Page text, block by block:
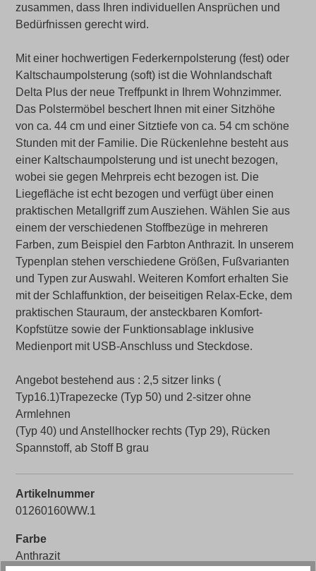
zusammen, dass Ihren individuellen Ansprüchen und
Bedürfnissen gerecht wird.
Mit einer hochwertigen Federkernpolsterung (fest) oder
Kaltschaumpolsterung (soft) ist die Wohnlandschaft
Delta Plus der neue Treffpunkt in Ihrem Wohnzimmer.
Das Polstermöbel beschert Ihnen mit einer Sitzhöhe
von ca. 44 cm und einer Sitztiefe von ca. 54 cm schöne
Stunden mit der Familie. Die Rückenlehne besteht aus
einer Kaltschaumpolsterung und ist unecht bezogen,
wobei sie gegen Mehrpreis echt bezogen ist. Die
Liegefläche ist echt bezogen und verfügt über einen
praktischen Metallgriff zum Ausziehen. Wählen Sie aus
einem der verschiedenen Stoffbezüge in mehreren
Farben, zum Beispiel den Farbton Anthrazit. In unserem
Typenplan stehen verschiedene Größen, Fußvarianten
und Typen zur Auswahl. Weiteren Komfort erhalten Sie
mit der Schlaffunktion, der beiseitigen Relax-Ecke, dem
praktischen Stauraum, der ansteckbaren Komfort-
Kopfstütze sowie der Funktionsablage inklusive
Medienport mit USB-Anschluss und Steckdose.
Angebot bestehend aus : 2,5 sitzer links (
Typ16.1)Trapezecke (Typ 50) und 2-sitzer ohne
Armlehnen
(Typ 40) und Anstellhocker rechts (Typ 29), Rücken
Spannstoff, ab Stoff B grau
Artikelnummer
01260160WW.1
Farbe
Anthrazit